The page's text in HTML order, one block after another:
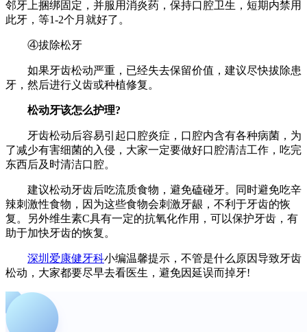
邻牙上捆绑固定，并服用消炎药，保持口腔卫生，短期内禁用
此牙，等1-2个月就好了。
④拔除松牙
如果牙齿松动严重，已经失去保留价值，建议尽快拔除患
牙，然后进行义齿或种植修复。
松动牙该怎么护理?
牙齿松动后容易引起口腔炎症，口腔内含有各种病菌，为
了减少有害细菌的入侵，大家一定要做好口腔清洁工作，吃完
东西后及时清洁口腔。
建议松动牙齿后吃流质食物，避免磕碰牙。同时避免吃辛
辣刺激性食物，因为这些食物会刺激牙龈，不利于牙齿的恢
复。另外维生素C具有一定的抗氧化作用，可以保护牙齿，有
助于加快牙齿的恢复。
深圳爱康健牙科小编温馨提示，不管是什么原因导致牙齿
松动，大家都要尽早去看医生，避免因延误而掉牙!